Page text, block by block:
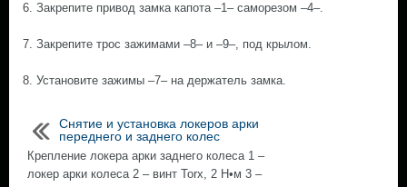
6. Закрепите привод замка капота –1– саморезом –4–.
7. Закрепите трос зажимами –8– и –9–, под крылом.
8. Установите зажимы –7– на держатель замка.
Снятие и установка локеров арки
переднего и заднего колес
Крепление локера арки заднего колеса 1 –
локер арки колеса 2 – винт Torx, 2 Н•м 3 –